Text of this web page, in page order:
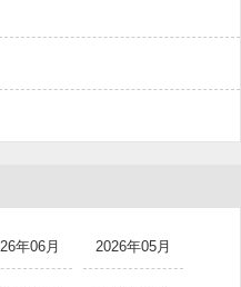
年06月 2026年05月